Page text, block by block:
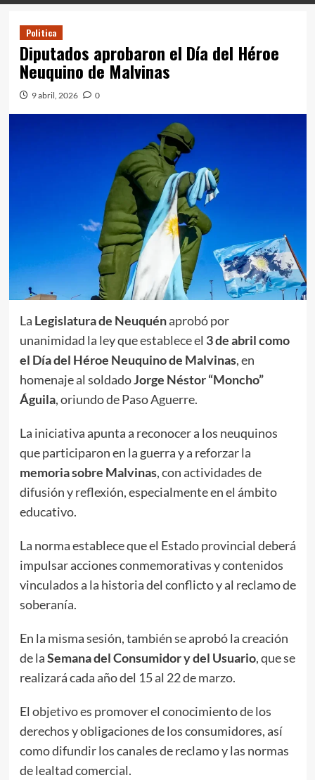
Politica
Diputados aprobaron el Día del Héroe
Neuquino de Malvinas
9 abril, 2026 0
La Legislatura de Neuquénaprobó por
unanimidad la ley que establece el 3 de abril como
el Día del Héroe Neuquino de Malvinas, en
homenaje al soldadoJorge Néstor “Moncho”
Águila, oriundo de Paso Aguerre.
La iniciativa apunta a reconocer a los neuquinos
que participaron en la guerra y a reforzar la
memoria sobre Malvinas, con actividades de
difusión y reflexión, especialmente en el ámbito
educativo.
La norma establece que el Estado provincial deberá
impulsar acciones conmemorativas y contenidos
vinculados a la historia del conflicto y al reclamo de
soberanía.
En la misma sesión, también se aprobó la creación
de laSemana del Consumidor y del Usuario, que se
realizará cada año del 15 al 22 de marzo.
El objetivo es promover el conocimiento de los
derechos y obligaciones de los consumidores, así
como difundir los canales de reclamo y las normas
de lealtad comercial.